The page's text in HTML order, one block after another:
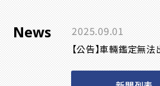
News 2025.09.01
【公告】車輛鑑定無